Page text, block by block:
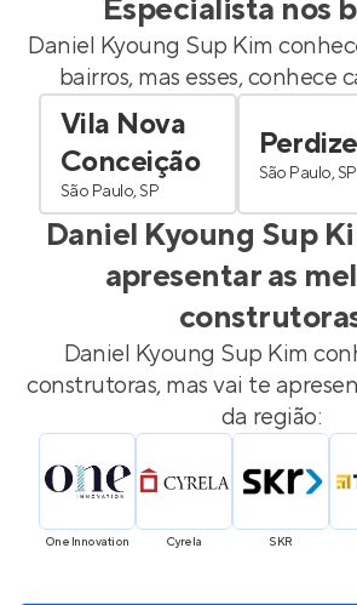
Especialista nos
Daniel Kyoung Sup Kim
bairros, mas esses, conhece
Vila Nova
Conceição
São Paulo, SP
São Paulo, SP
Daniel Kyoung Sup
apresentar as
Daniel Kyoung Sup Kim
construtoras, mas vai te
da região:
One Innovation Cyrela SKR